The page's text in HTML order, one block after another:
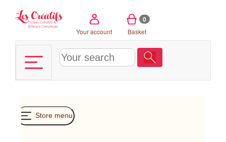
Your account
0
Basket
Store menu